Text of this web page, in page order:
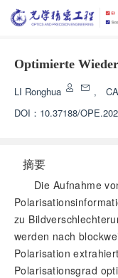
Optimierte
LI Ronghua ,
DOI： 10.37188/
摘要
Die Aufnahme
zu
werden nach
Polarisation
Polarisationsgrad